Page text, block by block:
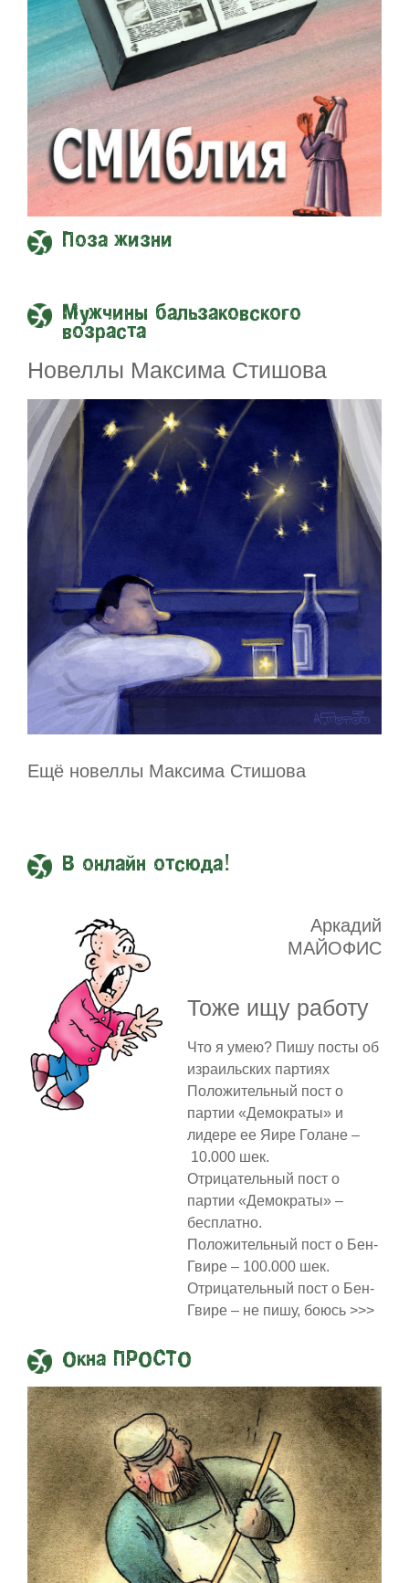
Поза жизни
Мужчины бальзаковского
возраста
Новеллы Максима Стишова
Ещё новеллы Максима Стишова
В онлайн отсюда!
Аркадий
МАЙОФИС
Тоже ищу работу
Что я умею? Пишу посты об
израильских партиях
Положительный пост о
партии «Демократы» и
лидере ее Яире Голане –
10.000 шек.
Отрицательный пост о
партии «Демократы» –
бесплатно.
Положительный пост о Бен-
Гвире – 100.000 шек.
Отрицательный пост о Бен-
Гвире – не пишу, боюсь >>>
Окна ПРОСТО